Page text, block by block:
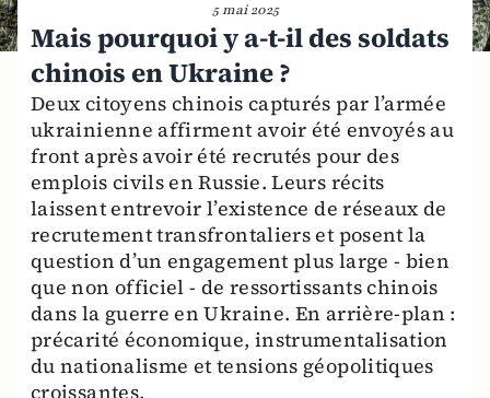
5 mai 2025
Mais pourquoi y a-t-il des soldats
chinois en Ukraine ?
Deux citoyens chinois capturés par l’armée
ukrainienne affirment avoir été envoyés au
front après avoir été recrutés pour des
emplois civils en Russie. Leurs récits
laissent entrevoir l’existence de réseaux de
recrutement transfrontaliers et posent la
question d’un engagement plus large - bien
que non officiel - de ressortissants chinois
dans la guerre en Ukraine. En arrière-plan :
précarité économique, instrumentalisation
du nationalisme et tensions géopolitiques
croissantes.